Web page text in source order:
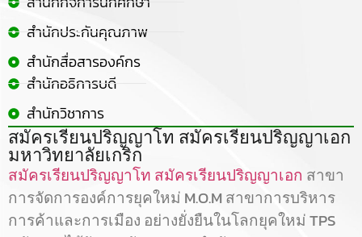
สำนักประกันคุณภาพ
สำนักสื่อสารองค์กร
สำนักอธิการบดี
สำนักวิชาการ
สมัครเรียนปริญญาโท สมัครเรียนปริญญาเอก
มหาวิทยาลัยเกริก
สมัครเรียนปริญญาโท สมัครเรียนปริญญาเอก สาขา
การจัดการองค์การยุคใหม่ M.O.M สาขาการบริหาร
การค้าและการเมือง อย่างยั่งยืนในโลกยุคใหม่ TPS